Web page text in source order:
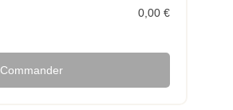
0,00 €
Commander